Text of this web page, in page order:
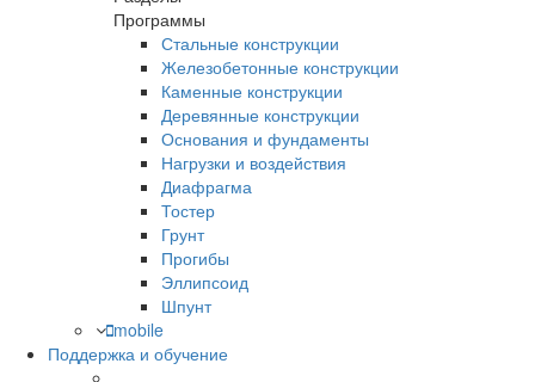
Программы
Стальные конструкции
Железобетонные конструкции
Каменные конструкции
Деревянные конструкции
Основания и фундаменты
Нагрузки и воздействия
Диафрагма
Тостер
Грунт
Прогибы
Эллипсоид
Шпунт
mobile
Поддержка и обучение